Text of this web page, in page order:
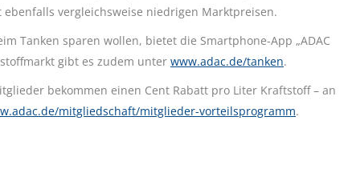
vergleichsweise niedrigen Marktpreisen.
Tanken sparen wollen, bietet die Smartphone-App „ADAC
gibt es zudem unter www.adac.de/tanken.
bekommen einen Cent Rabatt pro Liter Kraftstoff – an
mitgliedschaft/mitglieder-vorteilsprogramm.